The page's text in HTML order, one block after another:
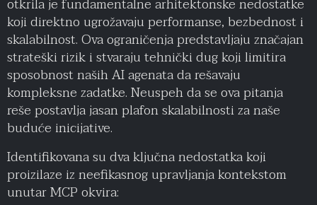
otkrila je fundamentalne arhitektonske nedostatke
koji direktno ugrožavaju performanse, bezbednost i
skalabilnost. Ova ograničenja predstavljaju značajan
strateški rizik i stvaraju tehnički dug koji limitira
sposobnost naših AI agenata da rešavaju
kompleksne zadatke. Neuspeh da se ova pitanja
reše postavlja jasan plafon skalabilnosti za naše
buduće inicijative.
Identifikovana su dva ključna nedostatka koji
proizilaze iz neefikasnog upravljanja kontekstom
unutar MCP okvira: